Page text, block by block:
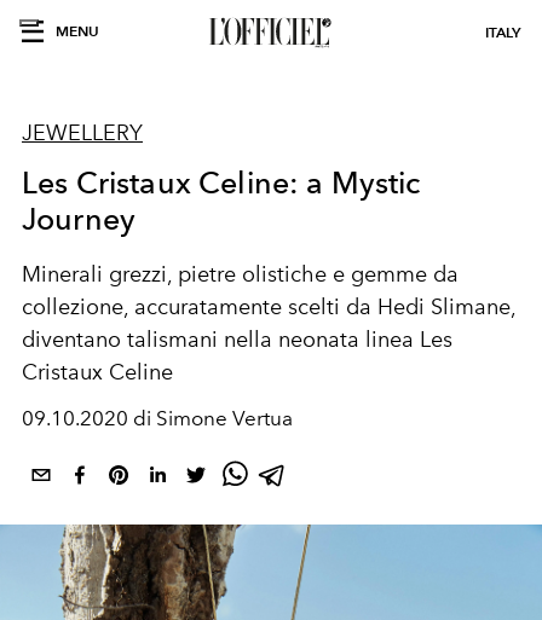
MENU ITALY
JEWELLERY
Les Cristaux Celine: a Mystic
Journey
Minerali grezzi, pietre olistiche e gemme da
collezione, accuratamente scelti da Hedi Slimane,
diventano talismani nella neonata linea Les
Cristaux Celine
09.10.2020 di Simone Vertua